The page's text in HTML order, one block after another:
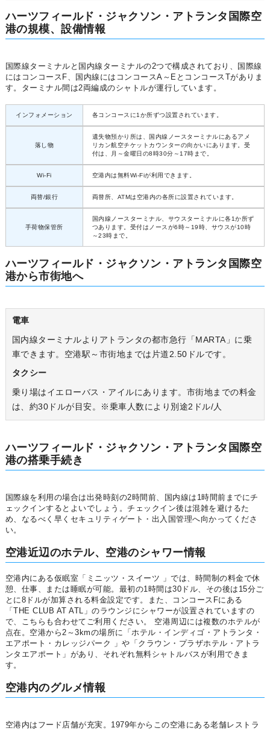
ハーツフィールド・ジャクソン・アトランタ国際空
港の規模、設備情報
国際線ターミナルと国内線ターミナルの2つで構成されており、国際線
にはコンコースF、国内線にはコンコースA～EとコンコースTがありま
す。ターミナル間は2両編成のシャトルが運行しています。
インフォメーション 各コンコースに1か所ずつ設置されています。
落し物
遺失物預かり所は、国内線ノースターミナルにあるアメ
リカン航空チケットカウンターの向かいにあります。受
付は、月～金曜日の8時30分～17時まで。
Wi-Fi 空港内は無料Wi-Fiが利用できます。
両替/銀行 両替所、ATMは空港内の各所に設置されています。
手荷物保管所
国内線ノースターミナル、サウスターミナルに各1か所ず
つあります。受付はノースが6時～19時、サウスが10時
～23時まで。
ハーツフィールド・ジャクソン・アトランタ国際空
港から市街地へ
電車
国内線ターミナルよりアトランタの都市急行「MARTA」に乗
車できます。空港駅～市街地までは片道2.50ドルです。
タクシー
乗り場はイエローバス・アイルにあります。市街地までの料金
は、約30ドルが目安。※乗車人数により別途2ドル/人
ハーツフィールド・ジャクソン・アトランタ国際空
港の搭乗手続き
国際線を利用の場合は出発時刻の2時間前、国内線は1時間前までにチ
ェックインするとよいでしょう。チェックイン後は混雑を避けるた
め、なるべく早くセキュリティゲート・出入国管理へ向かってくださ
い。
空港近辺のホテル、空港のシャワー情報
空港内にある仮眠室「ミニッツ・スイーツ 」では、時間制の料金で休
憩、仕事、または睡眠が可能。最初の1時間は30ドル、その後は15分ご
とに8ドルが加算される料金設定です。また、コンコースFにある
「THE CLUB AT ATL」のラウンジにシャワーが設置されていますの
で、こちらも合わせてご利用ください。 空港周辺には複数のホテルが
点在。空港から2～3kmの場所に「ホテル・インディゴ・アトランタ・
エアポート・カレッジパーク 」や「クラウン・プラザホテル・アトラ
ンタエアポート」があり、それぞれ無料シャトルバスが利用できま
す。
空港内のグルメ情報
空港内はフード店舗が充実。1979年からこの空港にある老舗レストラ